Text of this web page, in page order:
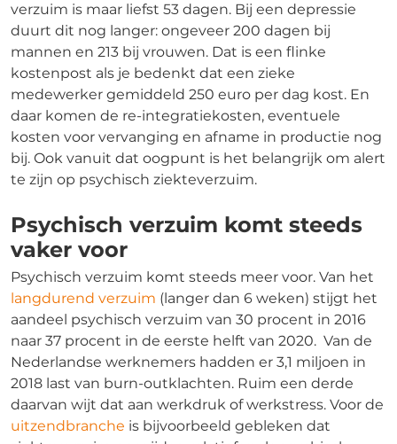
verzuim is maar liefst 53 dagen. Bij een depressie
duurt dit nog langer: ongeveer 200 dagen bij
mannen en 213 bij vrouwen. Dat is een flinke
kostenpost als je bedenkt dat een zieke
medewerker gemiddeld 250 euro per dag kost. En
daar komen de re-integratiekosten, eventuele
kosten voor vervanging en afname in productie nog
bij. Ook vanuit dat oogpunt is het belangrijk om alert
te zijn op psychisch ziekteverzuim.
Psychisch verzuim komt steeds
vaker voor
Psychisch verzuim komt steeds meer voor. Van het
langdurend verzuim (langer dan 6 weken) stijgt het
aandeel psychisch verzuim van 30 procent in 2016
naar 37 procent in de eerste helft van 2020. Van de
Nederlandse werknemers hadden er 3,1 miljoen in
2018 last van burn-outklachten. Ruim een derde
daarvan wijt dat aan werkdruk of werkstress. Voor de
uitzendbranche is bijvoorbeeld gebleken dat